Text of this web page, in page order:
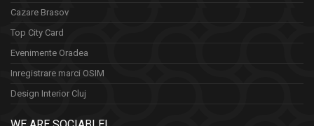
Cazare Brasov
Top City Card
Evenimente Oradea
Inregistrare marci OSIM
Design Interior Cluj